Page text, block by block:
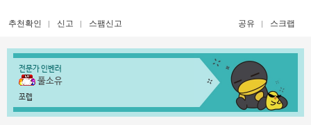
추천확인 신고 스팸신고 공유 스크랩
전문가 인벤러
풀소유
쪼렙